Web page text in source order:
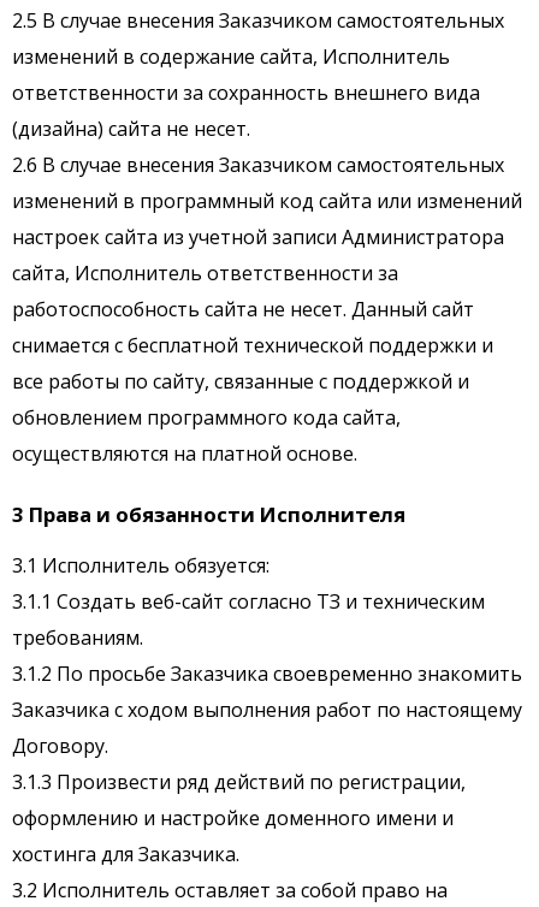
2.5 В случае внесения Заказчиком самостоятельных
изменений в содержание сайта, Исполнитель
ответственности за сохранность внешнего вида
(дизайна) сайта не несет.
2.6 В случае внесения Заказчиком самостоятельных
изменений в программный код сайта или изменений
настроек сайта из учетной записи Администратора
сайта, Исполнитель ответственности за
работоспособность сайта не несет. Данный сайт
снимается с бесплатной технической поддержки и
все работы по сайту, связанные с поддержкой и
обновлением программного кода сайта,
осуществляются на платной основе.
3 Права и обязанности Исполнителя
3.1 Исполнитель обязуется:
3.1.1 Создать веб-сайт согласно ТЗ и техническим
требованиям.
3.1.2 По просьбе Заказчика своевременно знакомить
Заказчика с ходом выполнения работ по настоящему
Договору.
3.1.3 Произвести ряд действий по регистрации,
оформлению и настройке доменного имени и
хостинга для Заказчика.
3.2 Исполнитель оставляет за собой право на